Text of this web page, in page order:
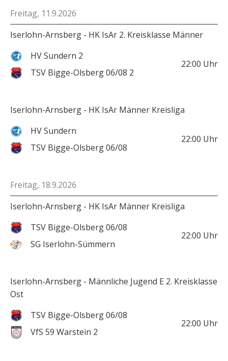
Freitag, 11.9.2026
Iserlohn-Arnsberg - HK IsAr 2. Kreisklasse Männer
HV Sundern 2
TSV Bigge-Olsberg 06/08 2
22:00 Uhr
Iserlohn-Arnsberg - HK IsAr Männer Kreisliga
HV Sundern
TSV Bigge-Olsberg 06/08
22:00 Uhr
Freitag, 18.9.2026
Iserlohn-Arnsberg - HK IsAr Männer Kreisliga
TSV Bigge-Olsberg 06/08
SG Iserlohn-Sümmern
22:00 Uhr
Iserlohn-Arnsberg - Männliche Jugend E 2. Kreisklasse
Ost
TSV Bigge-Olsberg 06/08
VfS 59 Warstein 2
22:00 Uhr